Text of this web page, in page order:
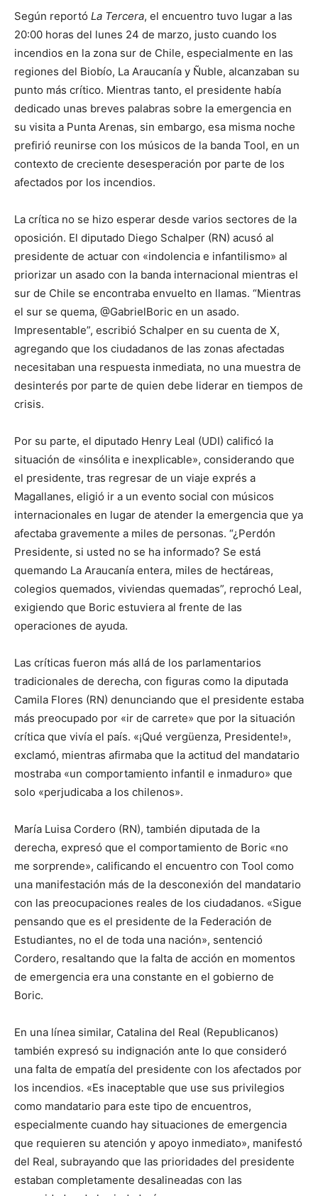
Según reportó La Tercera, el encuentro tuvo lugar a las
20:00 horas del lunes 24 de marzo, justo cuando los
incendios en la zona sur de Chile, especialmente en las
regiones del Biobío, La Araucanía y Ñuble, alcanzaban su
punto más crítico. Mientras tanto, el presidente había
dedicado unas breves palabras sobre la emergencia en
su visita a Punta Arenas, sin embargo, esa misma noche
prefirió reunirse con los músicos de la banda Tool, en un
contexto de creciente desesperación por parte de los
afectados por los incendios.
La crítica no se hizo esperar desde varios sectores de la
oposición. El diputado Diego Schalper (RN) acusó al
presidente de actuar con «indolencia e infantilismo» al
priorizar un asado con la banda internacional mientras el
sur de Chile se encontraba envuelto en llamas. “Mientras
el sur se quema, @GabrielBoric en un asado.
Impresentable”, escribió Schalper en su cuenta de X,
agregando que los ciudadanos de las zonas afectadas
necesitaban una respuesta inmediata, no una muestra de
desinterés por parte de quien debe liderar en tiempos de
crisis.
Por su parte, el diputado Henry Leal (UDI) calificó la
situación de «insólita e inexplicable», considerando que
el presidente, tras regresar de un viaje exprés a
Magallanes, eligió ir a un evento social con músicos
internacionales en lugar de atender la emergencia que ya
afectaba gravemente a miles de personas. “¿Perdón
Presidente, si usted no se ha informado? Se está
quemando La Araucanía entera, miles de hectáreas,
colegios quemados, viviendas quemadas”, reprochó Leal,
exigiendo que Boric estuviera al frente de las
operaciones de ayuda.
Las críticas fueron más allá de los parlamentarios
tradicionales de derecha, con figuras como la diputada
Camila Flores (RN) denunciando que el presidente estaba
más preocupado por «ir de carrete» que por la situación
crítica que vivía el país. «¡Qué vergüenza, Presidente!»,
exclamó, mientras afirmaba que la actitud del mandatario
mostraba «un comportamiento infantil e inmaduro» que
solo «perjudicaba a los chilenos».
María Luisa Cordero (RN), también diputada de la
derecha, expresó que el comportamiento de Boric «no
me sorprende», calificando el encuentro con Tool como
una manifestación más de la desconexión del mandatario
con las preocupaciones reales de los ciudadanos. «Sigue
pensando que es el presidente de la Federación de
Estudiantes, no el de toda una nación», sentenció
Cordero, resaltando que la falta de acción en momentos
de emergencia era una constante en el gobierno de
Boric.
En una línea similar, Catalina del Real (Republicanos)
también expresó su indignación ante lo que consideró
una falta de empatía del presidente con los afectados por
los incendios. «Es inaceptable que use sus privilegios
como mandatario para este tipo de encuentros,
especialmente cuando hay situaciones de emergencia
que requieren su atención y apoyo inmediato», manifestó
del Real, subrayando que las prioridades del presidente
estaban completamente desalineadas con las